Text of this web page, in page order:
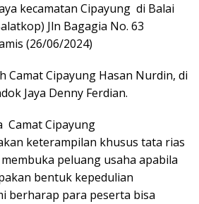
kecamatan Cipayung di Balai
Jln Bagagia No. 63
(26/06/2024)
Camat Cipayung Hasan Nurdin, di
Jaya Denny Ferdian.
Camat Cipayung
keterampilan khusus tata rias
peluang usaha apabila
bentuk kepedulian
berharap para peserta bisa